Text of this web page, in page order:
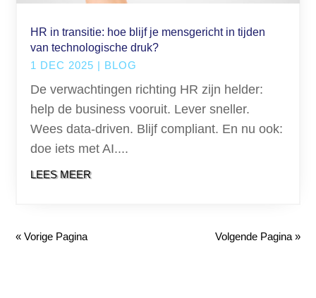
HR in transitie: hoe blijf je mensgericht in tijden
van technologische druk?
1 DEC 2025 | BLOG
De verwachtingen richting HR zijn helder:
help de business vooruit. Lever sneller.
Wees data-driven. Blijf compliant. En nu ook:
doe iets met AI....
LEES MEER
« Vorige Pagina Volgende Pagina »